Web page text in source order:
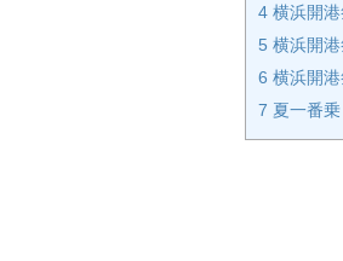
4 横浜開
5 横浜開
6 横浜開
7 夏一番